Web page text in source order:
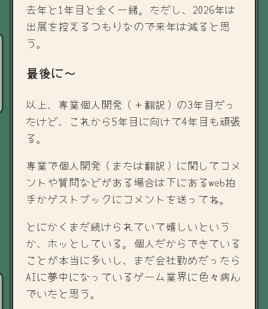
去年と1年目と全く一緒。ただし、2026年は
出展を控えるつもりなので来年は減ると思
う。
最後に～
以上、専業個人開発（＋翻訳）の3年目だっ
たけど、これから5年目に向けて4年目も頑張
る。
専業で個人開発（または翻訳）に関してコメ
ントや質問などがある場合は下にあるweb拍
手かゲストブックにコメントを送ってね。
とにかくまだ続けられていて嬉しいという
か、ホッとしている。個人だからできている
ことが本当に多いし、まだ会社勤めだったら
AIに夢中になっているゲーム業界に色々病ん
でいたと思う。